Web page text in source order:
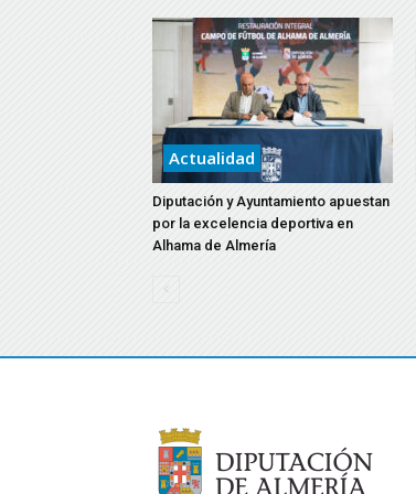
Actualidad
Diputación y Ayuntamiento apuestan
por la excelencia deportiva en
Alhama de Almería